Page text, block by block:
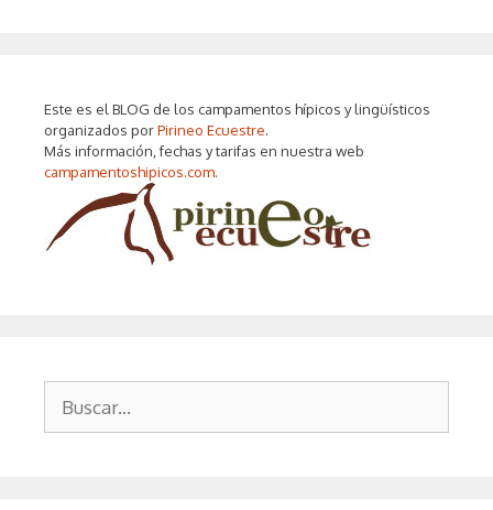
Este es el BLOG de los campamentos hípicos y lingüísticos
organizados porPirineo Ecuestre.
Más información, fechas y tarifas en nuestra web
campamentoshipicos.com.